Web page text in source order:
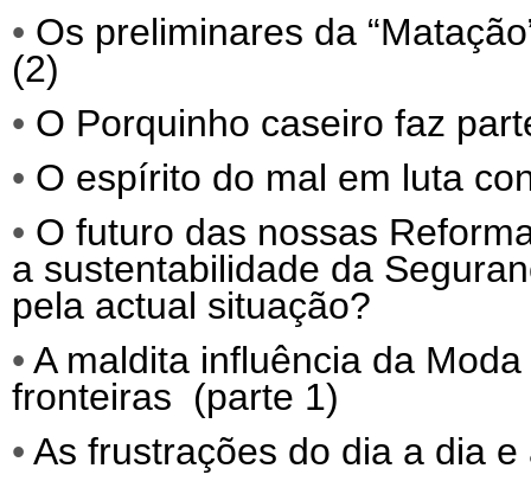
• Os preliminares da
(2)
• O Porquinho caseiro faz
• O espírito do mal em luta
• O futuro das nossas
a sustentabilidade da
pela actual situação?
• A maldita influência da
fronteiras (parte 1)
• As frustrações do dia a dia